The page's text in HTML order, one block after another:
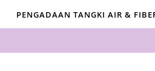
PENGADAAN TANGKI AIR &